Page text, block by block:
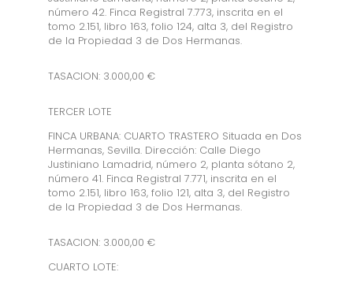
número 42. Finca Registral 7.773, inscrita en el
tomo 2.151, libro 163, folio 124, alta 3, del Registro
de la Propiedad 3 de Dos Hermanas.
TASACION: 3.000,00 €
TERCER LOTE
FINCA URBANA: CUARTO TRASTERO Situada en Dos
Hermanas, Sevilla. Dirección: Calle Diego
Justiniano Lamadrid, número 2, planta sótano 2,
número 41. Finca Registral 7.771, inscrita en el
tomo 2.151, libro 163, folio 121, alta 3, del Registro
de la Propiedad 3 de Dos Hermanas.
TASACION: 3.000,00 €
CUARTO LOTE: